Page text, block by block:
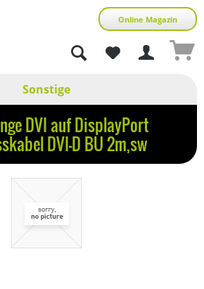
Online Magazin
Sonstige
DVI auf DisplayPort
DVI-D BU 2m,sw